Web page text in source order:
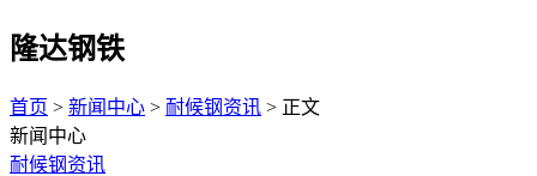
隆达钢铁
首页 > 新闻中心 > 耐候钢资讯 > 正文
新闻中心
耐候钢资讯